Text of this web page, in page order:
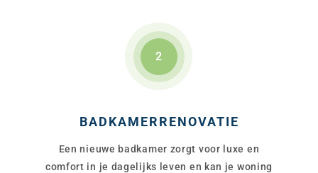
2
BADKAMERRENOVATIE
Een nieuwe badkamer zorgt voor luxe en
comfort in je dagelijks leven en kan je woning